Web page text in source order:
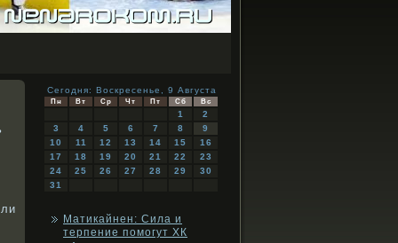
Сегодня: Воскресенье, 9 Августа
Пн Вт Ср Чт Пт Сб Вс
1
2
3
4 5 6 7 8
9
10
11 12 13 14 15
16
17
18 19 20 21 22
23
24
25 26 27 28 29
30
31
Матикайнен: Сила и
терпение помогут ХК